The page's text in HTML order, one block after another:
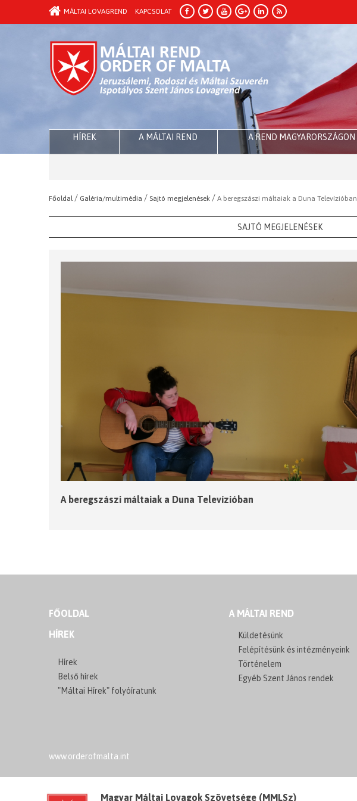
MÁLTAI LOVAGREND KAPCSOLAT
HÍREK A MÁLTAI REND A REND MAGYARORSZÁGON
Főoldal / Galéria/multimédia / Sajtó megjelenések / A beregszászi máltaiak a Duna Televízióban
SAJTÓ MEGJELENÉSEK
A beregszászi máltaiak a Duna Televízióban
FŐOLDAL
HÍREK
Hírek
Belső hírek
"Máltai Hírek" folyóíratunk
A MÁLTAI REND
Küldetésünk
Felépítésünk és intézményeink
Történelem
Egyéb Szent János rendek
www.orderofmalta.int
Magyar Máltai Lovagok Szövetsége (MMLSz)